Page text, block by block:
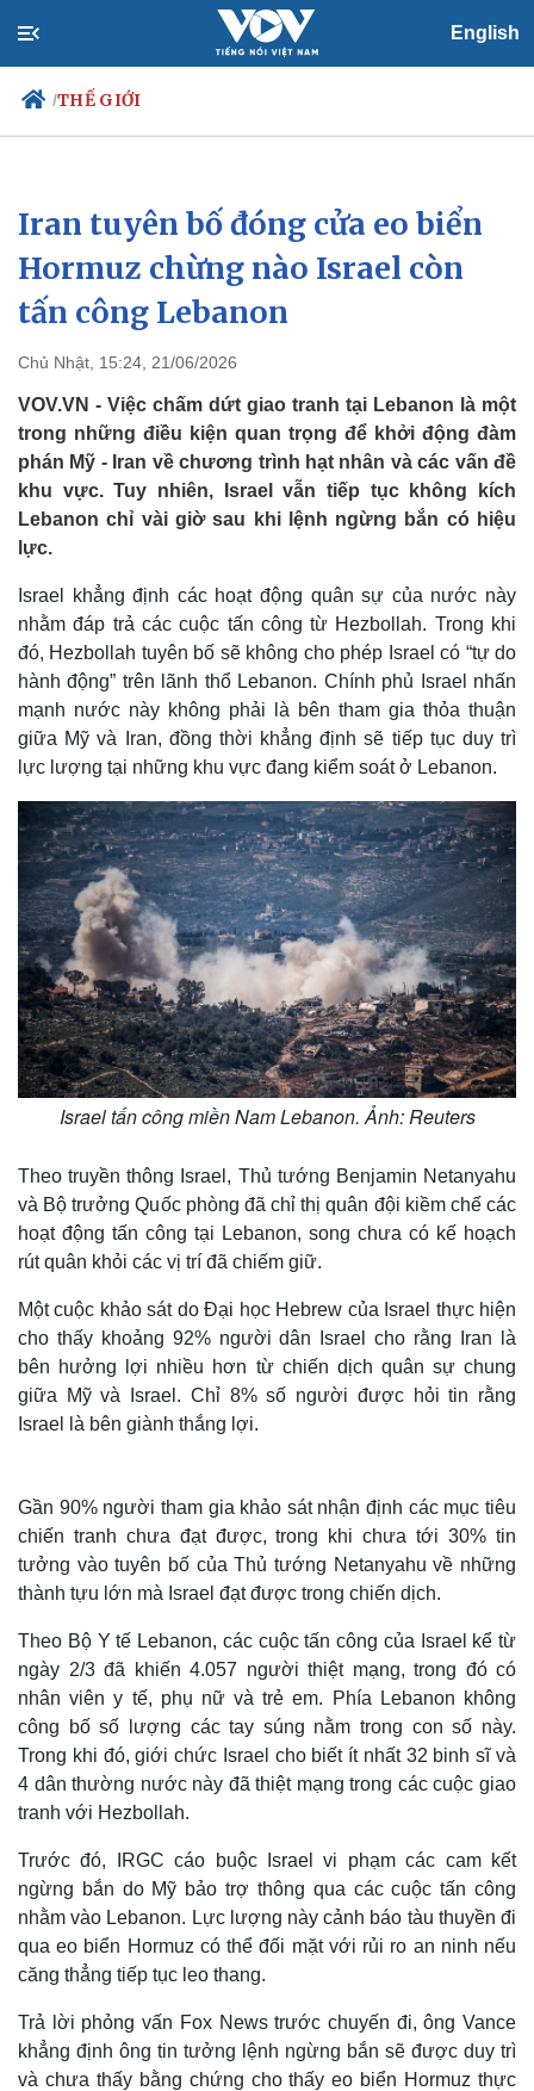
English
/THẾ GIỚI
Chính trị
Đảng
Tổ chức nhân sự
Quốc hội
Nhận diện sự thật
Xã hội
Tin 24h
Dự báo thời tiết
Thế giới
Quan sát
Hồ sơ
Multimedia
E-Magazine
Infographic
Iran tuyên bố đóng cửa eo biển
Hormuz chừng nào Israel còn
tấn công Lebanon
Chủ Nhật, 15:24, 21/06/2026
VOV.VN - Việc chấm dứt giao tranh tại Lebanon là một
trong những điều kiện quan trọng để khởi động đàm
phán Mỹ - Iran về chương trình hạt nhân và các vấn đề
khu vực. Tuy nhiên, Israel vẫn tiếp tục không kích
Lebanon chỉ vài giờ sau khi lệnh ngừng bắn có hiệu
lực.
Israel khẳng định các hoạt động quân sự của nước này
nhằm đáp trả các cuộc tấn công từ Hezbollah. Trong khi
đó, Hezbollah tuyên bố sẽ không cho phép Israel có “tự do
hành động” trên lãnh thổ Lebanon. Chính phủ Israel nhấn
mạnh nước này không phải là bên tham gia thỏa thuận
giữa Mỹ và Iran, đồng thời khẳng định sẽ tiếp tục duy trì
lực lượng tại những khu vực đang kiểm soát ở Lebanon.
Israel tấn công miền Nam Lebanon. Ảnh: Reuters
Theo truyền thông Israel, Thủ tướng Benjamin Netanyahu
và Bộ trưởng Quốc phòng đã chỉ thị quân đội kiềm chế các
hoạt động tấn công tại Lebanon, song chưa có kế hoạch
rút quân khỏi các vị trí đã chiếm giữ.
Một cuộc khảo sát do Đại học Hebrew của Israel thực hiện
cho thấy khoảng 92% người dân Israel cho rằng Iran là
bên hưởng lợi nhiều hơn từ chiến dịch quân sự chung
giữa Mỹ và Israel. Chỉ 8% số người được hỏi tin rằng
Israel là bên giành thắng lợi.
Gần 90% người tham gia khảo sát nhận định các mục tiêu
chiến tranh chưa đạt được, trong khi chưa tới 30% tin
tưởng vào tuyên bố của Thủ tướng Netanyahu về những
thành tựu lớn mà Israel đạt được trong chiến dịch.
Theo Bộ Y tế Lebanon, các cuộc tấn công của Israel kể từ
ngày 2/3 đã khiến 4.057 người thiệt mạng, trong đó có
nhân viên y tế, phụ nữ và trẻ em. Phía Lebanon không
công bố số lượng các tay súng nằm trong con số này.
Trong khi đó, giới chức Israel cho biết ít nhất 32 binh sĩ và
4 dân thường nước này đã thiệt mạng trong các cuộc giao
tranh với Hezbollah.
Trước đó, IRGC cáo buộc Israel vi phạm các cam kết
ngừng bắn do Mỹ bảo trợ thông qua các cuộc tấn công
nhằm vào Lebanon. Lực lượng này cảnh báo tàu thuyền đi
qua eo biển Hormuz có thể đối mặt với rủi ro an ninh nếu
căng thẳng tiếp tục leo thang.
Trả lời phỏng vấn Fox News trước chuyến đi, ông Vance
khẳng định ông tin tưởng lệnh ngừng bắn sẽ được duy trì
và chưa thấy bằng chứng cho thấy eo biển Hormuz thực